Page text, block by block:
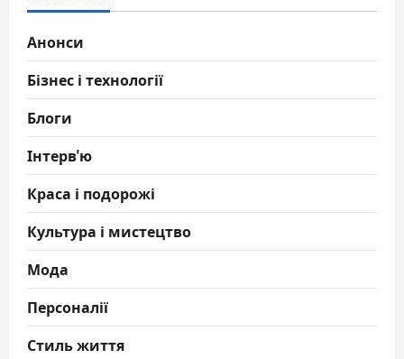
Анонси
Бізнес і технології
Блоги
Інтерв'ю
Краса і подорожі
Культура і мистецтво
Мода
Персоналії
Стиль життя